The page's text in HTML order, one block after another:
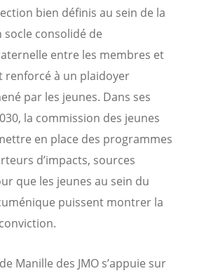
bien définis au sein de la
consolidé de
entre les membres et
renforcé à un plaidoyer
par les jeunes. Dans ses
la commission des jeunes
en place des programmes
d’impacts, sources
que les jeunes au sein du
puissent montrer la
Manille des JMO s’appuie sur